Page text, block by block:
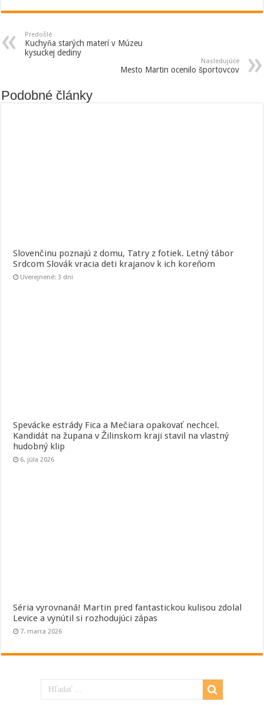
Predošlé
Kuchyňa starých materí v Múzeu
kysuckej dediny
Nasledujúce
Mesto Martin ocenilo športovcov
Podobné články
Slovenčinu poznajú z domu, Tatry z fotiek. Letný tábor
Srdcom Slovák vracia deti krajanov k ich koreňom
Uverejnené: 3 dni
Spevácke estrády Fica a Mečiara opakovať nechcel.
Kandidát na župana v Žilinskom kraji stavil na vlastný
hudobný klip
6. júla 2026
Séria vyrovnaná! Martin pred fantastickou kulisou zdolal
Levice a vynútil si rozhodujúci zápas
7. marca 2026